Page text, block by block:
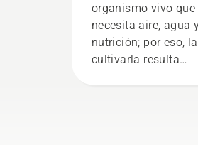
organismo vivo que
necesita aire, agua
nutrición; por eso,
cultivarla resulta